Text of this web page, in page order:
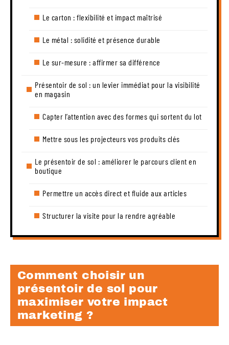
Le carton : flexibilité et impact maîtrisé
Le métal : solidité et présence durable
Le sur-mesure : affirmer sa différence
Présentoir de sol : un levier immédiat pour la visibilité
en magasin
Capter l’attention avec des formes qui sortent du lot
Mettre sous les projecteurs vos produits clés
Le présentoir de sol : améliorer le parcours client en
boutique
Permettre un accès direct et fluide aux articles
Structurer la visite pour la rendre agréable
Comment choisir un
présentoir de sol pour
maximiser votre impact
marketing ?